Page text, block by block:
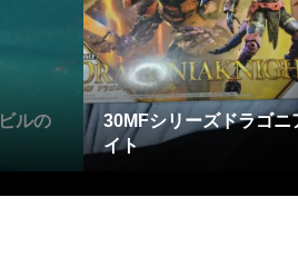
ルの
30MFシリーズドラゴニ
イト